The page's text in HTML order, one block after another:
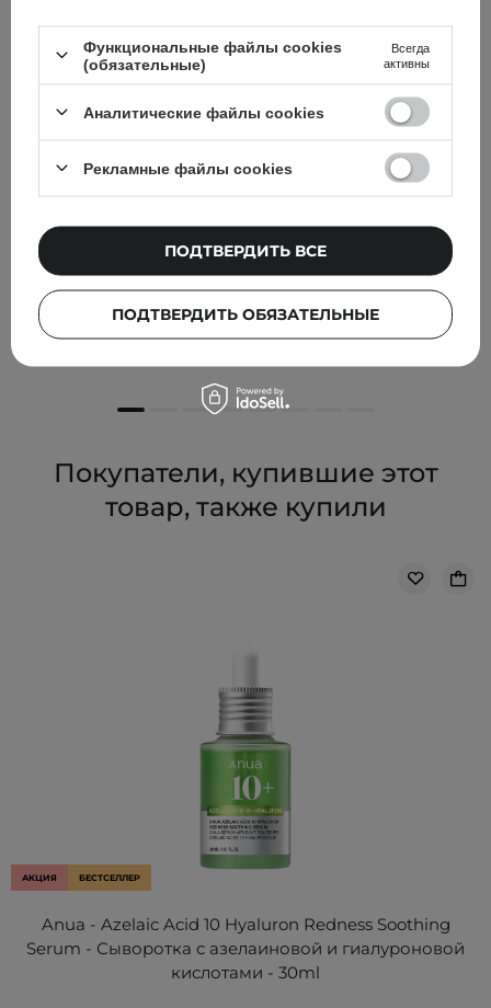
Paula's Choice - Azelaic Acid Booster - Сыворотка с
азелаиновой кислотой 10% - 30ml
1 799,00 ГРН
Покупатели, купившие этот
товар, также купили
АКЦИЯ БЕСТСЕЛЛЕР
Anua - Azelaic Acid 10 Hyaluron Redness Soothing
Serum - Сыворотка с азелаиновой и гиалуроновой
кислотами - 30ml
Функциональные файлы cookies
(обязательные)
Всегда
активны
Аналитические файлы cookies
Рекламные файлы cookies
ПОДТВЕРДИТЬ ОБЯЗАТЕЛЬНЫЕ
ПОДТВЕРДИТЬ ВСЕ